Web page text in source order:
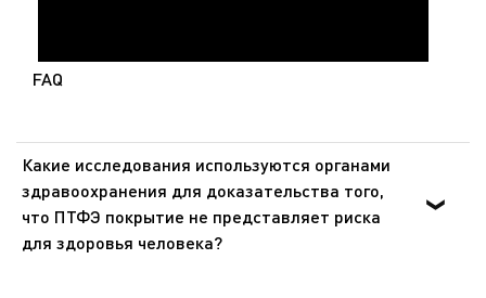
FAQ
Какие исследования используются органами
здравоохранения для доказательства того,
что ПТФЭ покрытие не представляет риска
для здоровья человека?